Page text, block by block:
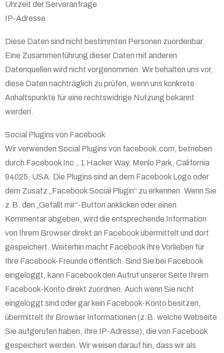
Uhrzeit der Serveranfrage
IP-Adresse
Diese Daten sind nicht bestimmten Personen zuordenbar.
Eine Zusammenführung dieser Daten mit anderen
Datenquellen wird nicht vorgenommen. Wir behalten uns vor,
diese Daten nachträglich zu prüfen, wenn uns konkrete
Anhaltspunkte für eine rechtswidrige Nutzung bekannt
werden.
Social Plugins von Facebook
Wir verwenden Social Plugins von facebook.com, betrieben
durch Facebook Inc., 1 Hacker Way, Menlo Park, California
94025, USA. Die Plugins sind an dem Facebook Logo oder
dem Zusatz „Facebook Social Plugin“ zu erkennen. Wenn Sie
z.B. den „Gefällt mir“-Button anklicken oder einen
Kommentar abgeben, wird die entsprechende Information
von Ihrem Browser direkt an Facebook übermittelt und dort
gespeichert. Weiterhin macht Facebook Ihre Vorlieben für
Ihre Facebook-Freunde öffentlich. Sind Sie bei Facebook
eingeloggt, kann Facebook den Aufruf unserer Seite Ihrem
Facebook-Konto direkt zuordnen. Auch wenn Sie nicht
eingeloggt sind oder gar kein Facebook-Konto besitzen,
übermittelt Ihr Browser Informationen (z.B. welche Webseite
Sie aufgerufen haben, Ihre IP-Adresse), die von Facebook
gespeichert werden. Wir weisen darauf hin, dass wir als